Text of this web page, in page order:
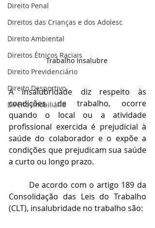
Direito Penal
Direitos das Crianças e dos Adolesc
Direito Ambiental
Direitos Étnicos Raciais
Direito Previdenciário
Direito Desportivo
Direito Imobiliário
Trabalho Insalubre
A insalubridade diz respeito às
condições de trabalho, ocorre
quando o local ou a atividade
profissional exercida é prejudicial à
saúde do colaborador e o expõe a
condições que prejudicam sua saúde
a curto ou longo prazo.
Consolidação das Leis do Trabalho
(CLT), insalubridade no trabalho são: